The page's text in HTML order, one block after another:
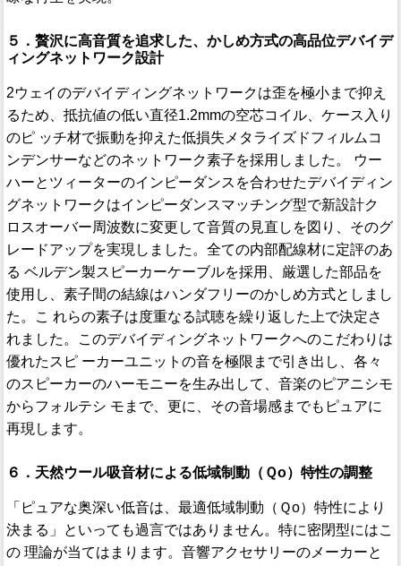
５．贅沢に高音質を追求した、かしめ方式の高品位デバイデ
ィングネットワーク設計
2ウェイのデバイディングネットワークは歪を極小まで抑え
るため、抵抗値の低い直径1.2mmの空芯コイル、ケース入り
のピ ッチ材で振動を抑えた低損失メタライズドフィルムコ
ンデンサーなどのネットワーク素子を採用しました。 ウー
ハーとツィーターのインピーダンスを合わせたデバイディン
グネットワークはインピーダンスマッチング型で新設計ク
ロスオーバー周波数に変更して音質の見直しを図り、そのグ
レードアップを実現しました。全ての内部配線材に定評のあ
る ベルデン製スピーカーケーブルを採用、厳選した部品を
使用し、素子間の結線はハンダフリーのかしめ方式としまし
た。こ れらの素子は度重なる試聴を繰り返した上で決定さ
れました。このデバイディングネットワークへのこだわりは
優れたスピ ーカーユニットの音を極限まで引き出し、各々
のスピーカーのハーモニーを生み出して、音楽のピアニシモ
からフォルテシ モまで、更に、その音場感までもピュアに
再現します。
６．天然ウール吸音材による低域制動（Ｑo）特性の調整
「ピュアな奥深い低音は、最適低域制動（Ｑo）特性により
決まる」といっても過言ではありません。特に密閉型にはこ
の 理論が当てはまります。音響アクセサリーのメーカーと